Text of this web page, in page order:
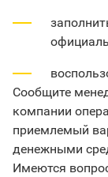
Сообщите
компании
приемлемый
денежными
Имеются